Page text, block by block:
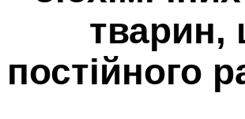
тварин,
постійного